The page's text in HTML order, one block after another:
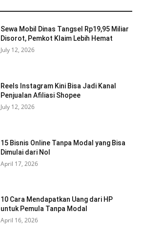
Sewa Mobil Dinas Tangsel Rp19,95 Miliar
Disorot, Pemkot Klaim Lebih Hemat
July 12, 2026
Reels Instagram Kini Bisa Jadi Kanal
Penjualan Afiliasi Shopee
July 12, 2026
15 Bisnis Online Tanpa Modal yang Bisa
Dimulai dari Nol
April 17, 2026
10 Cara Mendapatkan Uang dari HP
untuk Pemula Tanpa Modal
April 16, 2026